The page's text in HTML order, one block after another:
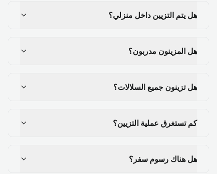
هل يتم التزيين داخل منزلي؟
هل المزينون مدربون؟
هل تزينون جميع السلالات؟
كم تستغرق عملية التزيين؟
هل هناك رسوم سفر؟